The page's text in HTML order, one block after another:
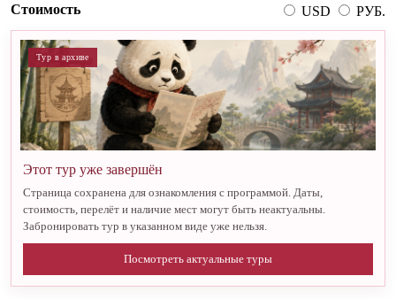
Стоимость
USD РУБ.
Тур в архиве
Этот тур уже завершён
Страница сохранена для ознакомления с программой. Даты,
стоимость, перелёт и наличие мест могут быть неактуальны.
Забронировать тур в указанном виде уже нельзя.
Посмотреть актуальные туры